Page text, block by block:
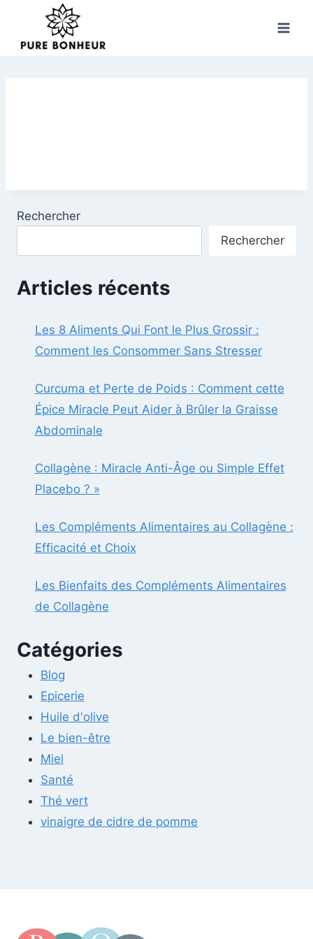
content
Rechercher
Rechercher
Articles récents
Les 8 Aliments Qui Font le Plus Grossir :
Comment les Consommer Sans Stresser
Curcuma et Perte de Poids : Comment cette
Épice Miracle Peut Aider à Brûler la Graisse
Abdominale
Collagène : Miracle Anti-Âge ou Simple Effet
Placebo ? »
Les Compléments Alimentaires au Collagène :
Efficacité et Choix
Les Bienfaits des Compléments Alimentaires
de Collagène
Catégories
Blog
Epicerie
Huile d'olive
Le bien-être
Miel
Santé
Thé vert
vinaigre de cidre de pomme